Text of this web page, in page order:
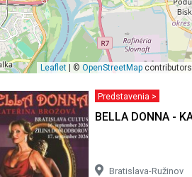
Leaflet | ©OpenStreetMap contributors
Predstavenia >
BELLA DONNA -
Bratislava-Ružinov